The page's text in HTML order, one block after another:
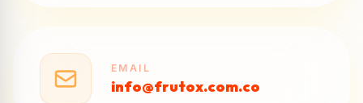
EMAIL
info@frutox.com.co